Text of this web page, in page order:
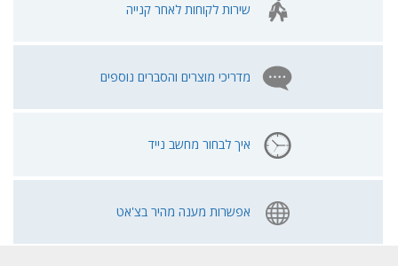
שירות לקוחות לאחר קנייה
מדריכי מוצרים והסברים נוספים
איך לבחור מחשב נייד
אפשרות מענה מהיר בצ'אט